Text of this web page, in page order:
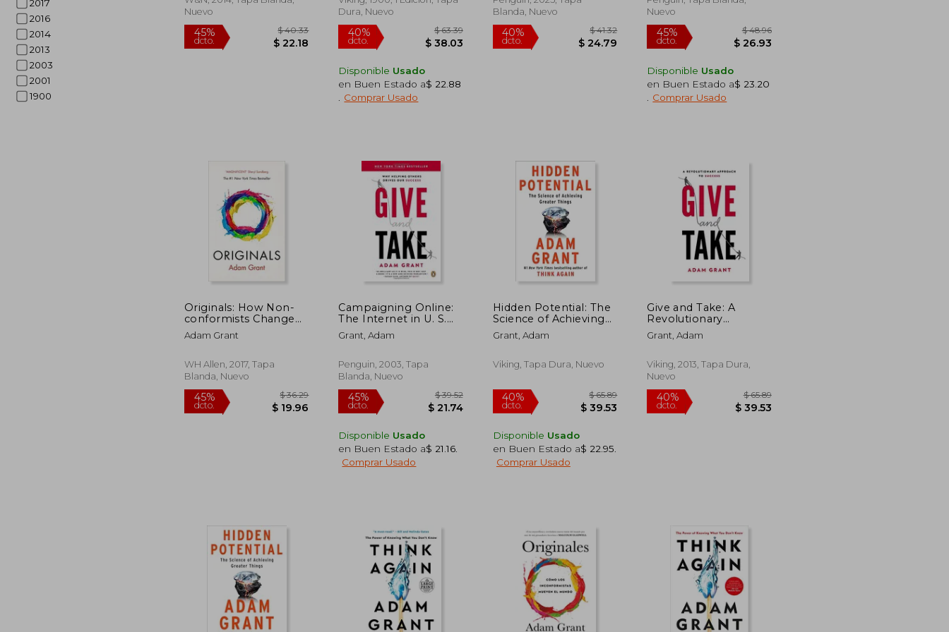
2017
2016
2014
2013
2003
2001
1900
Nuevo
dcto.
Dura, Nuevo
40%
dcto.
Disponible Usado
en Buen Estado a$ 22.88
Comprar Usado
Blanda, Nuevo
40%
dcto. $ 24.79
Nuevo
45%
dcto.
Disponible Usado
en Buen Estado a$ 23.20
Comprar Usado
Originals: How Non-
conformists Change
the World (en Inglés)
Adam Grant
WH Allen, 2017, Tapa
Blanda, Nuevo
Campaigning Online:
The Internet in U. S.
Elections (en Inglés)
Grant, Adam
Penguin, 2003, Tapa
Blanda, Nuevo
Disponible Usado
en Buen Estado a$ 21.16
Comprar Usado
Hidden Potential: The
Science of Achieving
Greater Things (en
Inglés)
Grant, Adam
Viking, Tapa Dura, Nuevo
Disponible Usado
en Buen Estado a$ 22.95
Comprar Usado
Give and Take: A
Revolutionary
Approach to Success
(en Inglés)
Grant, Adam
Viking, 2013, Tapa Dura,
Nuevo